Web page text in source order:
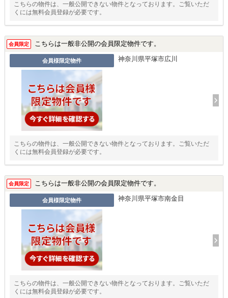
こちらの物件は、一般公開できない物件となっております。ご覧いただ
くには無料会員登録が必要です。
会員限定 こちらは一般非公開の会員限定物件です。
会員様限定物件 神奈川県平塚市広川
こちらの物件は、一般公開できない物件となっております。ご覧いただ
くには無料会員登録が必要です。
会員限定 こちらは一般非公開の会員限定物件です。
会員様限定物件 神奈川県平塚市南金目
こちらの物件は、一般公開できない物件となっております。ご覧いただ
くには無料会員登録が必要です。